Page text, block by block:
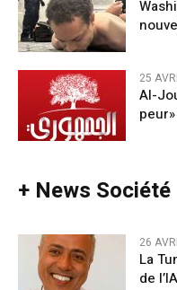
25
Al-
+ News Société
26
La
de